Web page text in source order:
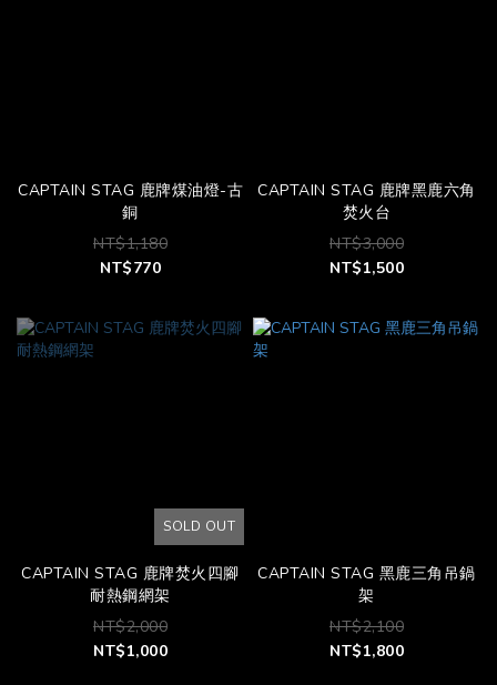
CAPTAIN STAG 鹿牌煤油燈-古
銅
NT$1,180
NT$770
CAPTAIN STAG 鹿牌黑鹿六角
焚火台
NT$3,000
NT$1,500
SOLD OUT
CAPTAIN STAG 鹿牌焚火四腳
耐熱鋼網架
NT$2,000
NT$1,000
CAPTAIN STAG 黑鹿三角吊鍋
架
NT$2,100
NT$1,800